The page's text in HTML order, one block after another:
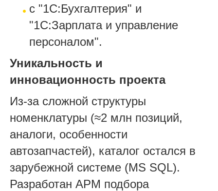
с "1С:Бухгалтерия" и
"1С:Зарплата и управление
персоналом".
Уникальность и
инновационность проекта
Из-за сложной структуры
номенклатуры (≈2 млн позиций,
аналоги, особенности
автозапчастей), каталог остался в
зарубежной системе (MS SQL).
Разработан АРМ подбора